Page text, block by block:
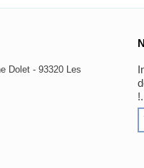
Dolet - 93320 Les
!.